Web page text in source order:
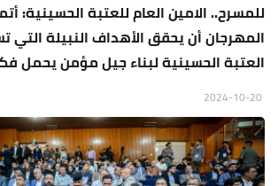
للمسرح.. الامين العام للعتبة الحسينية:
المهرجان أن يحقق الأهداف النبيلة التي
العتبة الحسينية لبناء جيل مؤمن يحمل